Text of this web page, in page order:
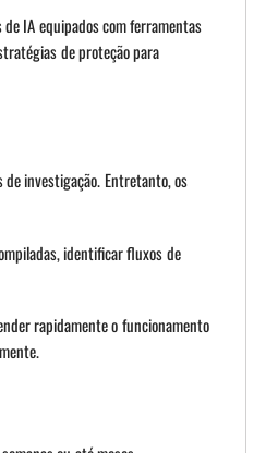
IA equipados com ferramentas
de proteção para
de investigação. Entretanto, os
identificar fluxos de
rapidamente o funcionamento